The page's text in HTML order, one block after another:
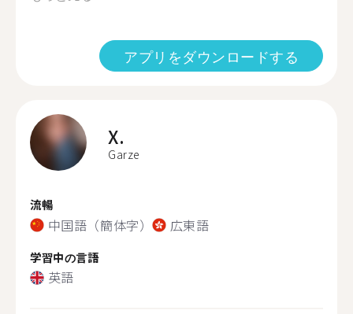
アプリをダウンロードする
X.
Garze
流暢
中国語（簡体字） 広東語
学習中の言語
英語